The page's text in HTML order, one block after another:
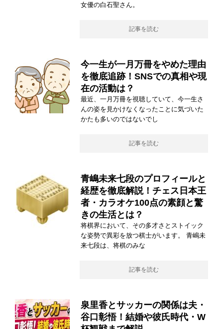
女優の白石聖さん。
記事を読む
今一生が一月万冊をやめた理由
を徹底追跡！SNSでの真相や現
在の活動は？
最近、一月万冊を視聴していて、今一生さ
んの姿を見かけなくなったことに気づいた
かたも多いのではないでし
記事を読む
青嶋未来七段のプロフィールと
経歴を徹底解説！チェス日本王
者・カラオケ100点の素顔と驚
きの生活とは？
将棋界において、その多才さとストイック
な姿勢で異彩を放つ棋士がいます。 青嶋未
来七段は、将棋のみな
記事を読む
泉里香とサッカーの関係は夫・
谷口彰悟！結婚や彼氏時代・W